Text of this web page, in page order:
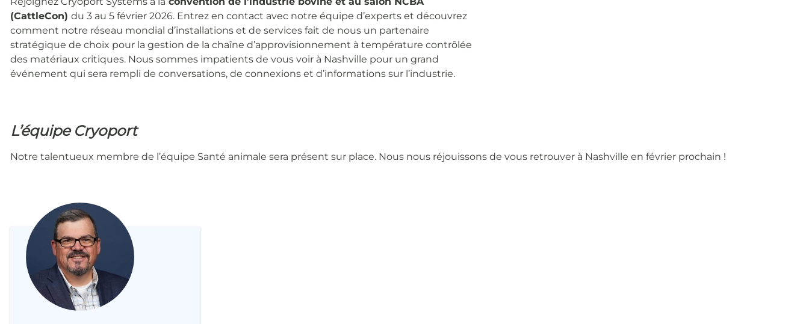
(CattleCon) du 3 au 5 février 2026. Entrez en contact avec notre équipe d’experts et découvrez
comment notre réseau mondial d’installations et de services fait de nous un partenaire
stratégique de choix pour la gestion de la chaîne d’approvisionnement à température contrôlée
des matériaux critiques. Nous sommes impatients de vous voir à Nashville pour un grand
événement qui sera rempli de conversations, de connexions et d’informations sur l’industrie.
L’équipe Cryoport
Notre talentueux membre de l’équipe Santé animale sera présent sur place. Nous nous réjouissons de vous retrouver à Nashville en février prochain !